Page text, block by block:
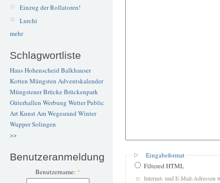
Einzug der Rollatoren!
Lurchi
mehr
Schlagwortliste
Haus Hohenscheid Balkhauser
Kotten Müngsten Adventskalender
Müngstener BrückeBrückenpark
Güterhallen Werbung WetterPublic
ArtKunstAm Wegesrand Winter
WupperSolingen
>>
Benutzeranmeldung
Benutzername: *
Eingabeformat
Filtered HTML
Internet- und E-Mail-Adressen